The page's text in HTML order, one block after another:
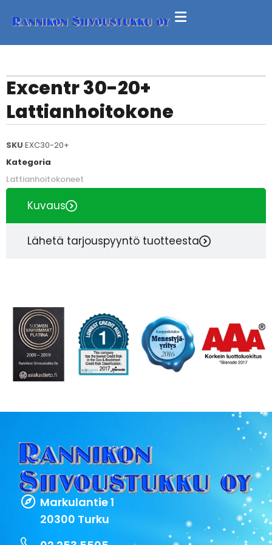
Excentr 30-20+
Lattianhoitokone
SKU EXC30-20+
Kategoria
Lattianhoitokoneet
Kuvaus
Lähetä tarjouspyyntö tuotteesta
Markulantie 1
20300 Turku